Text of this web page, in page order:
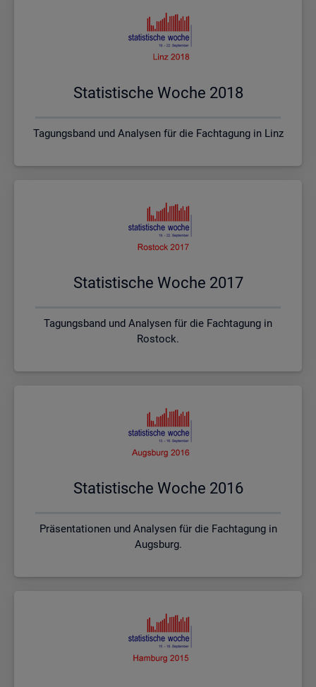
Sta­tis­ti­sche Woche 2018
Tagungsband und Analysen für die Fachtagung in Linz
Sta­tis­ti­sche Woche 2017
Tagungsband und Analysen für die Fachtagung in
Rostock.
Sta­tis­ti­sche Woche 2016
Präsentationen und Analysen für die Fachtagung in
Augsburg.